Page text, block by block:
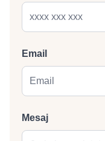
Email
Mesaj